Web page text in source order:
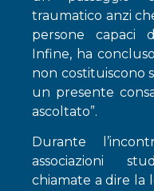
traumatico anzi
persone capaci
Infine, ha
non costituiscono
un presente
ascoltato”.
Durante
associazioni
chiamate a dire la